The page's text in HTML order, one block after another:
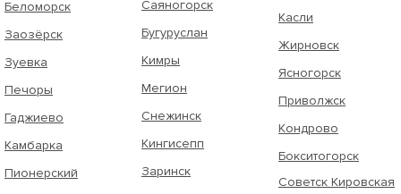
Беломорск
Заозёрск
Зуевка
Печоры
Гаджиево
Камбарка
Пионерский
Саяногорск
Бугуруслан
Кимры
Мегион
Снежинск
Кингисепп
Заринск
Касли
Жирновск
Ясногорск
Приволжск
Кондрово
Бокситогорск
Советск Кировская